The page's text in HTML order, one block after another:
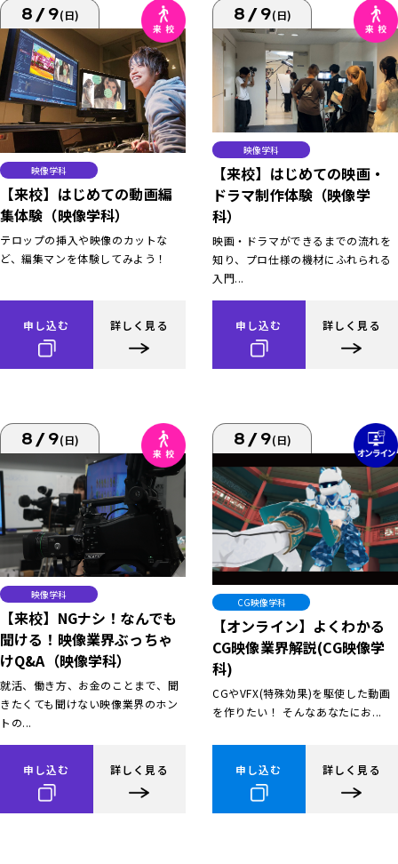
8/9(日)
映像学科
【来校】はじめての動画編
集体験（映像学科）
テロップの挿入や映像のカットな
ど、編集マンを体験してみよう！
申し込む 詳しく見る
8/9(日)
映像学科
【来校】はじめての映画・
ドラマ制作体験（映像学
科）
映画・ドラマができるまでの流れを
知り、プロ仕様の機材にふれられる
入門...
申し込む 詳しく見る
8/9(日)
映像学科
【来校】NGナシ！なんでも
聞ける！映像業界ぶっちゃ
けQ&A（映像学科）
就活、働き方、お金のことまで、聞
きたくても聞けない映像業界のホン
トの...
申し込む 詳しく見る
8/9(日)
CG映像学科
【オンライン】よくわかる
CG映像業界解説(CG映像学
科)
CGやVFX(特殊効果)を駆使した動画
を作りたい！ そんなあなたにお...
申し込む 詳しく見る